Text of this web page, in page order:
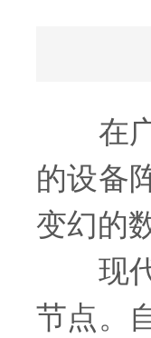
在广
的设备
变幻的
现
节点。